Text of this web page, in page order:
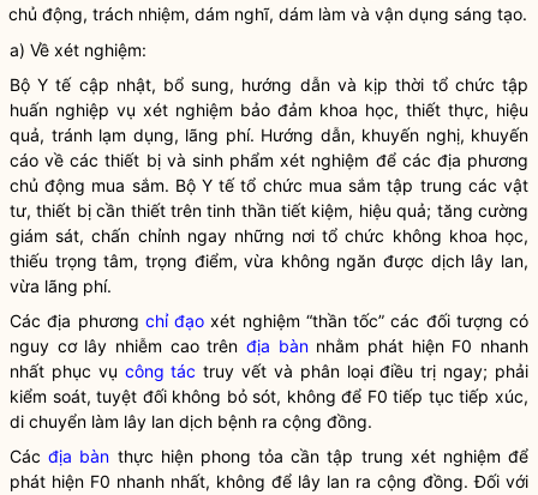
chủ động, trách nhiệm, dám nghĩ, dám làm và vận dụng sáng tạo.
a) Về xét nghiệm:
Bộ Y tế cập nhật, bổ sung, hướng dẫn và kịp thời tổ chức tập
huấn nghiệp vụ xét nghiệm bảo đảm khoa học, thiết thực, hiệu
quả, tránh lạm dụng, lãng phí. Hướng dẫn, khuyến nghị, khuyến
cáo về các thiết bị và sinh phẩm xét nghiệm để các địa phương
chủ động mua sắm. Bộ Y tế tổ chức mua sắm tập trung các vật
tư, thiết bị cần thiết trên tinh thần tiết kiệm, hiệu quả; tăng cường
giám sát, chấn chỉnh ngay những nơi tổ chức không khoa học,
thiếu trọng tâm, trọng điểm, vừa không ngăn được dịch lây lan,
vừa lãng phí.
Các địa phương chỉ đạo xét nghiệm “thần tốc” các đối tượng có
nguy cơ lây nhiễm cao trên địa bànnhằm phát hiện F0 nhanh
nhất phục vụ công tác truy vết và phân loại điều trị ngay; phải
kiểm soát, tuyệt đối không bỏ sót, không để F0 tiếp tục tiếp xúc,
di chuyển làm lây lan dịch bệnh ra cộng đồng.
Cácđịa bàn thực hiện phong tỏa cần tập trung xét nghiệm để
phát hiện F0 nhanh nhất, không để lây lan ra cộng đồng. Đối với